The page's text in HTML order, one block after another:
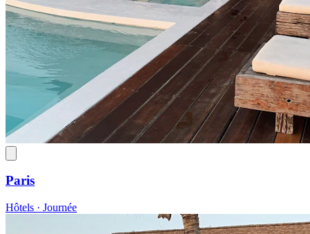
Paris
Hôtels · Journée